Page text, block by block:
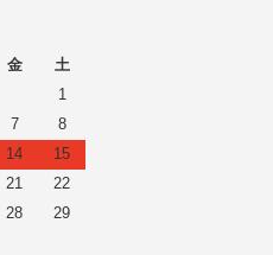
金
土
1
7
8
14
15
21
22
28
29